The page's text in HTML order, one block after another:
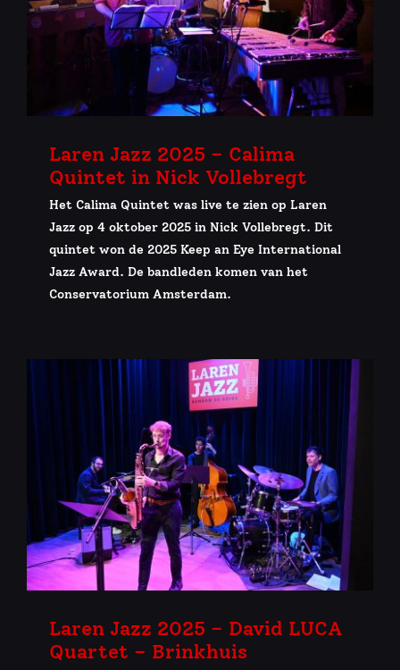
Laren Jazz 2025 – Calima
Quintet in Nick Vollebregt
Het Calima Quintet was live te zien op Laren
Jazz op 4 oktober 2025 in Nick Vollebregt. Dit
quintet won de 2025 Keep an Eye International
Jazz Award. De bandleden komen van het
Conservatorium Amsterdam.
Laren Jazz 2025 – David LUCA
Quartet – Brinkhuis